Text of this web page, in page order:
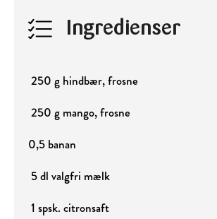
Ingredienser
250 g hindbær, frosne
250 g mango, frosne
0,5 banan
5 dl valgfri mælk
1 spsk. citronsaft